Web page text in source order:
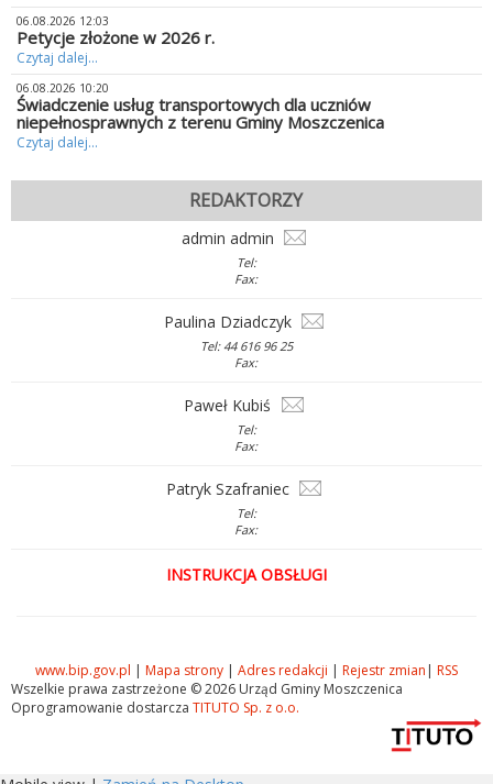
06.08.2026 12:03
Petycje złożone w 2026 r.
Czytaj dalej...
06.08.2026 10:20
Świadczenie usług transportowych dla uczniów
niepełnosprawnych z terenu Gminy Moszczenica
Czytaj dalej...
REDAKTORZY
admin admin
Tel:
Fax:
Paulina Dziadczyk
Tel: 44 616 96 25
Fax:
Paweł Kubiś
Tel:
Fax:
Patryk Szafraniec
Tel:
Fax:
INSTRUKCJA OBSŁUGI
www.bip.gov.pl | Mapa strony | Adres redakcji | Rejestr zmian | RSS
Wszelkie prawa zastrzeżone © 2026 Urząd Gminy Moszczenica
Oprogramowanie dostarcza TITUTO Sp. z o.o.